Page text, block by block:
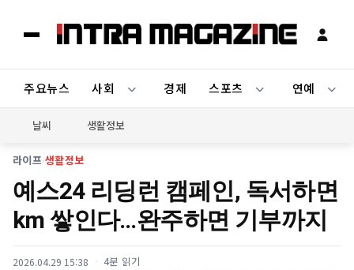
주요뉴스 사회 경제 스포츠 연예
날씨 생활정보
라이프›생활정보
예스24 리딩런 캠페인, 독서하면
km 쌓인다…완주하면 기부까지
2026.04.29 15:38 4분 읽기